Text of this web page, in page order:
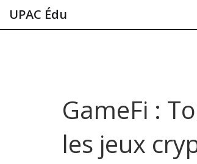
UPAC Édu
GameFi :
les jeux